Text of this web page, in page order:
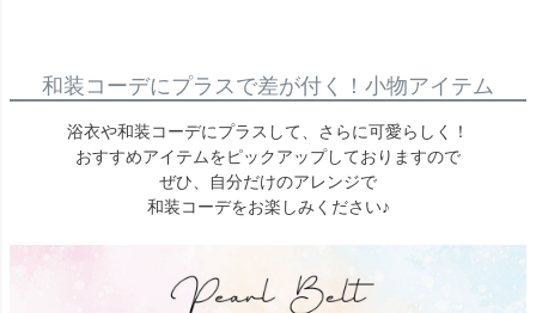
和装コーデにプラスで差が付く！小物アイテム
浴衣や和装コーデにプラスして、さらに可愛らしく！
おすすめアイテムをピックアップしておりますので
ぜひ、自分だけのアレンジで
和装コーデをお楽しみください♪